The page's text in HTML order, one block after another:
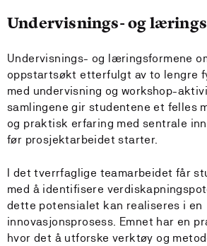
Undervisnings- og
Undervisnings- og læringsformene
oppstartsøkt etterfulgt av to lengre
med undervisning og workshop-
samlingene gir studentene et felles
og praktisk erfaring med sentrale
før prosjektarbeidet starter.
I det tverrfaglige teamarbeidet får
med å identifisere
dette potensialet kan realiseres i en
innovasjonsprosess. Emnet har en
hvor det å utforske verktøy og